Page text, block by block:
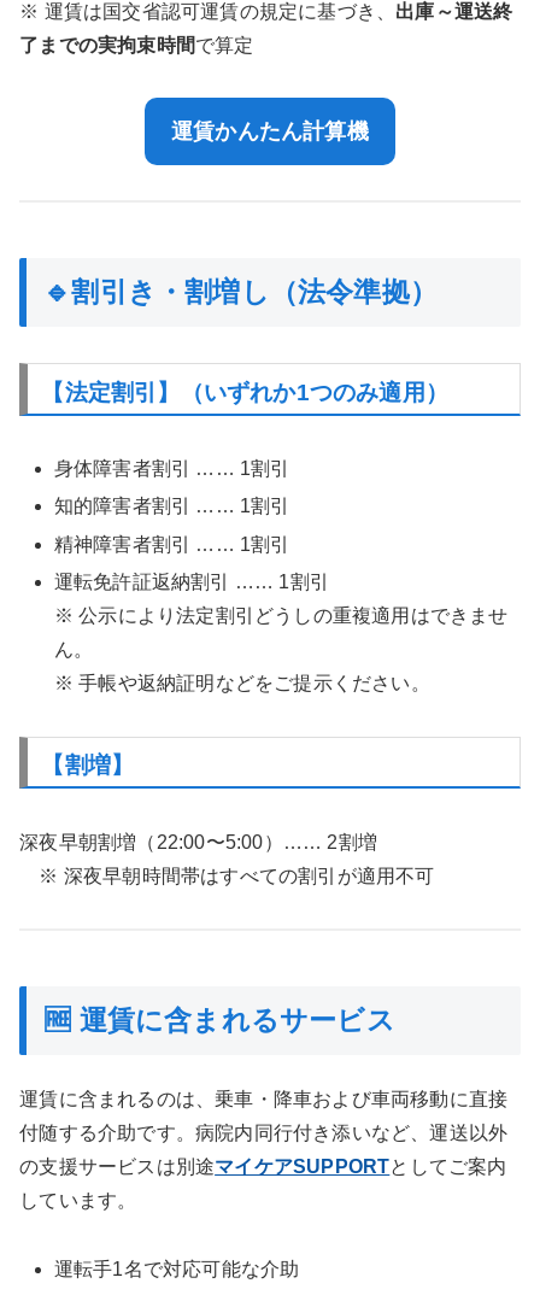
※ 運賃は国交省認可運賃の規定に基づき、 出庫～運送終
了までの実拘束時間で算定
運賃かんたん計算機
🔹割引き・割増し（法令準拠）
【法定割引】（いずれか1つのみ適用）
身体障害者割引 …… 1割引
知的障害者割引 …… 1割引
精神障害者割引 …… 1割引
運転免許証返納割引 …… 1割引
※ 公示により法定割引どうしの重複適用はできませ
ん。
※ 手帳や返納証明などをご提示ください。
【割増】
深夜早朝割増（22:00〜5:00）…… 2割増
※ 深夜早朝時間帯はすべての割引が適用不可
🆓 運賃に含まれるサービス
運賃に含まれるのは、乗車・降車および車両移動に直接
付随する介助です。病院内同行付き添いなど、運送以外
の支援サービスは別途マイケアSUPPORTとしてご案内
しています。
運転手1名で対応可能な介助